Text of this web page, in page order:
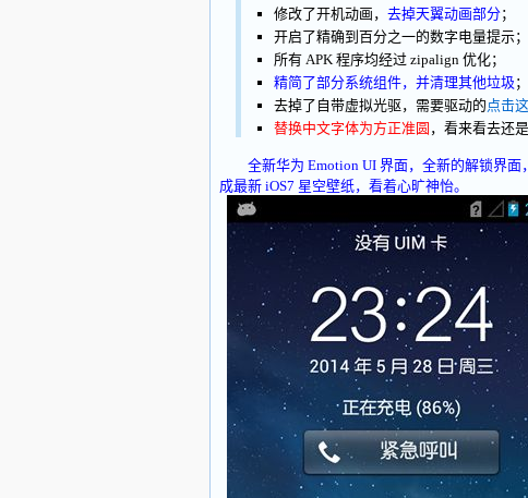
修改了开机动画， 去掉天翼动画部分；
开启了精确到百分之一的数字电量提示；
所有 APK 程序均经过 zipalign 优化；
精简了部分系统组件，并清理其他垃圾 ；
去掉了自带虚拟光驱，需要驱动的 点击
替换中文字体为方正准圆 ，看来看去还
全新华为 Emotion UI 界面，全新的解锁界
成最新 iOS7 星空壁纸，看着心旷神怡。